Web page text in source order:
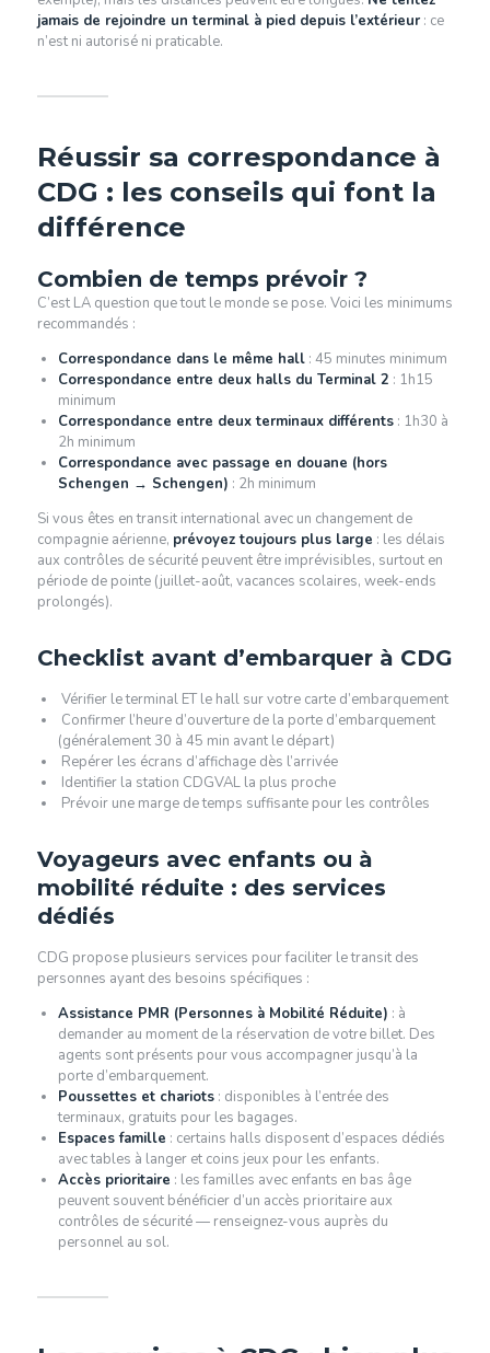
jamais de rejoindre un terminal à pied depuis l’extérieur: ce
n’est ni autorisé ni praticable.
Réussir sa correspondance à
CDG : les conseils qui font la
différence
Combien de temps prévoir ?
C’est LA question que tout le monde se pose. Voici les minimums
recommandés :
Correspondance dans le même hall : 45 minutes minimum
Correspondance entre deux halls du Terminal 2 : 1h15
minimum
Correspondance entre deux terminaux différents : 1h30 à
2h minimum
Correspondance avec passage en douane (hors
Schengen → Schengen) : 2h minimum
Si vous êtes en transit international avec un changement de
compagnie aérienne, prévoyez toujours plus large : les délais
aux contrôles de sécurité peuvent être imprévisibles, surtout en
période de pointe (juillet-août, vacances scolaires, week-ends
prolongés).
Checklist avant d’embarquer à CDG
Vérifier le terminal ET le hall sur votre carte d’embarquement
Confirmer l’heure d’ouverture de la porte d’embarquement
(généralement 30 à 45 min avant le départ)
Repérer les écrans d’affichage dès l’arrivée
Identifier la station CDGVAL la plus proche
Prévoir une marge de temps suffisante pour les contrôles
Voyageurs avec enfants ou à
mobilité réduite : des services
dédiés
CDG propose plusieurs services pour faciliter le transit des
personnes ayant des besoins spécifiques :
Assistance PMR (Personnes à Mobilité Réduite) : à
demander au moment de la réservation de votre billet. Des
agents sont présents pour vous accompagner jusqu’à la
porte d’embarquement.
Poussettes et chariots : disponibles à l’entrée des
terminaux, gratuits pour les bagages.
Espaces famille : certains halls disposent d’espaces dédiés
avec tables à langer et coins jeux pour les enfants.
Accès prioritaire : les familles avec enfants en bas âge
peuvent souvent bénéficier d’un accès prioritaire aux
contrôles de sécurité — renseignez-vous auprès du
personnel au sol.